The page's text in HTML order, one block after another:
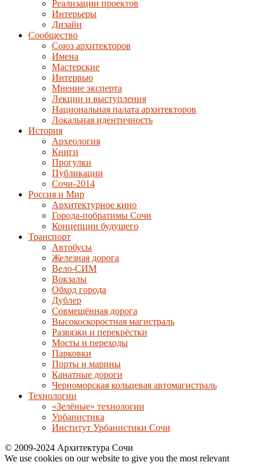
Реализации проектов
Интерьеры
Дизайн
Сообщество
Союз архитекторов
Имена
Мастерские
Интервью
Мнение эксперта
Лекции и выступления
Национальная палата архитекторов
Локальная идентичность
История
Археология
Книги
Прогулки
Публикации
Сочи-2014
Россия и Мир
Архитектурное кино
Города-побратимы Сочи
Концепции будущего
Транспорт
Автобусы
Железная дорога
Вело-СИМ
Вокзалы
Обход города
Дублер
Совмещённая дорога
Высокоскоростная магистраль
Развязки и перекрёстки
Мосты и переходы
Парковки
Порты и марины
Канатные дороги
Черноморская кольцевая автомагистраль
Технологии
«Зелёные» технологии
Урбанистика
Институт Урбанистики Сочи
© 2009-2024 Архитектура Сочи
We use cookies on our website to give you the most relevant